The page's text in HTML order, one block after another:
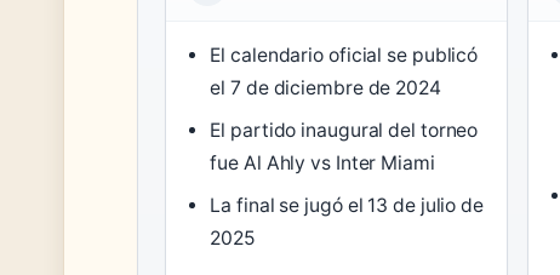
El calendario oficial se publicó
el 7 de diciembre de 2024
El partido inaugural del torneo
fue Al Ahly vs Inter Miami
La final se jugó el 13 de julio de
2025